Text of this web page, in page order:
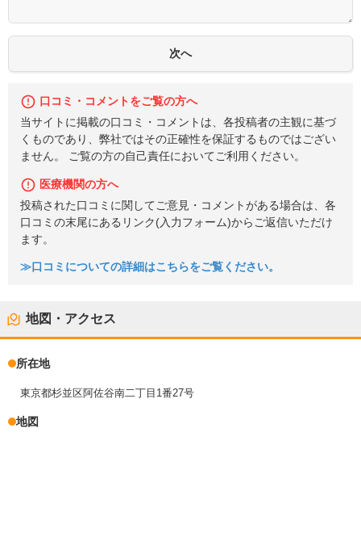
口コミ・コメントをご覧の方へ
当サイトに掲載の口コミ・コメントは、各投稿者の主観に基づ
くものであり、弊社ではその正確性を保証するものではござい
ません。 ご覧の方の自己責任においてご利用ください。
医療機関の方へ
投稿された口コミに関してご意見・コメントがある場合は、各
口コミの末尾にあるリンク(入力フォーム)からご返信いただけ
ます。
≫口コミについての詳細はこちらをご覧ください。
地図・アクセス
所在地
東京都杉並区阿佐谷南二丁目1番27号
地図